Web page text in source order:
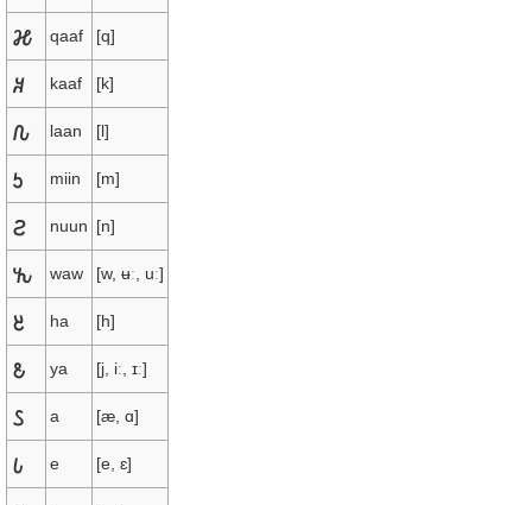
𐒎
qaaf [q]
𐒏 kaaf [k]
𐒐 laan [l]
𐒑 miin [m]
𐒒 nuun [n]
𐒓 waw [w, ʉː, uː]
𐒔 ha [h]
𐒕 ya [j, iː, ɪː]
𐒖 a [æ, ɑ]
𐒗 e [e, ɛ]